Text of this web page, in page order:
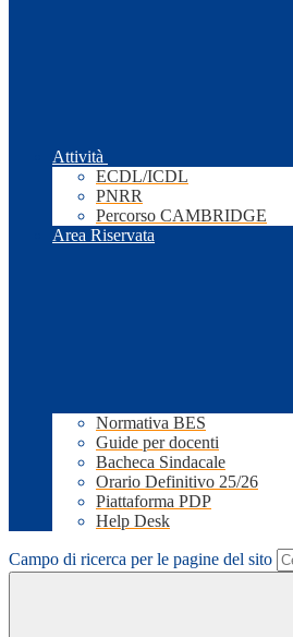
Attività
ECDL/ICDL
PNRR
Percorso CAMBRIDGE
Area Riservata
Normativa BES
Guide per docenti
Bacheca Sindacale
Orario Definitivo 25/26
Piattaforma PDP
Help Desk
Campo di ricerca per le pagine del sito